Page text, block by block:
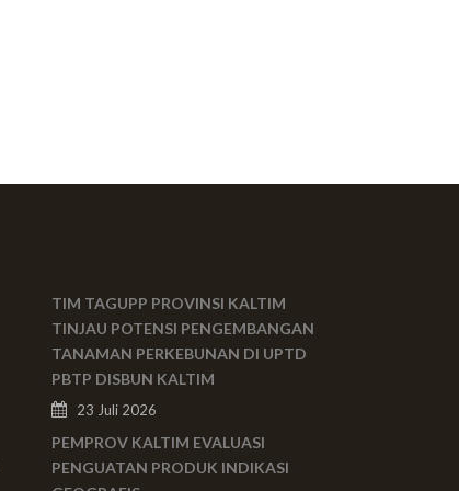
TIM TAGUPP PROVINSI KALTIM
TINJAU POTENSI PENGEMBANGAN
TANAMAN PERKEBUNAN DI UPTD
PBTP DISBUN KALTIM
23 Juli 2026
PEMPROV KALTIM EVALUASI
PENGUATAN PRODUK INDIKASI